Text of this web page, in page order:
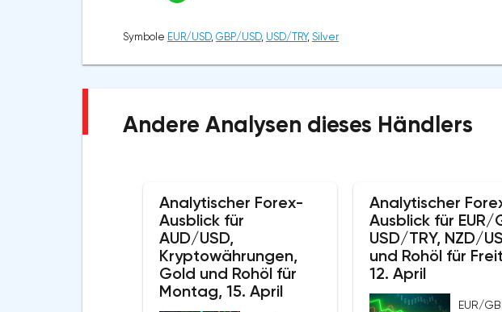
Symbole EUR/USD, GBP/USD, USD/TRY, Silver
Andere Analysen dieses Händlers
Analytischer Forex-
Ausblick für
AUD/USD,
Kryptowährungen,
Gold und Rohöl für
Montag, 15. April
Analytischer
Ausblick für EUR/
USD/TRY, NZD/
und Rohöl für
12. April
EUR/